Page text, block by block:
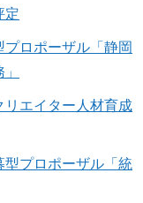
定
プロポーザル「静岡
リエイター人材育成
型プロポーザル「統